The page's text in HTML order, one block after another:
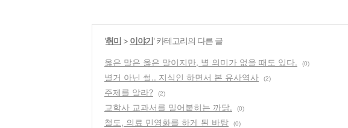
'취미 > 이야기' 카테고리의 다른 글
옳은 말은 옳은 말이지만, 별 의미가 없을 때도 있다. (0)
별거 아닌 썰.. 지식인 하면서 본 유사역사 (2)
주제를 알라? (2)
교학사 교과서를 밀어붙히는 까닭. (0)
철도, 의료 민영화를 하게 된 바탕 (0)